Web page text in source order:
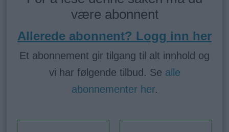
være abonnent
Allerede abonnent? Logg inn her
Et abonnement gir tilgang til alt innhold og
vi har følgende tilbud. Se alle
abonnementer her.